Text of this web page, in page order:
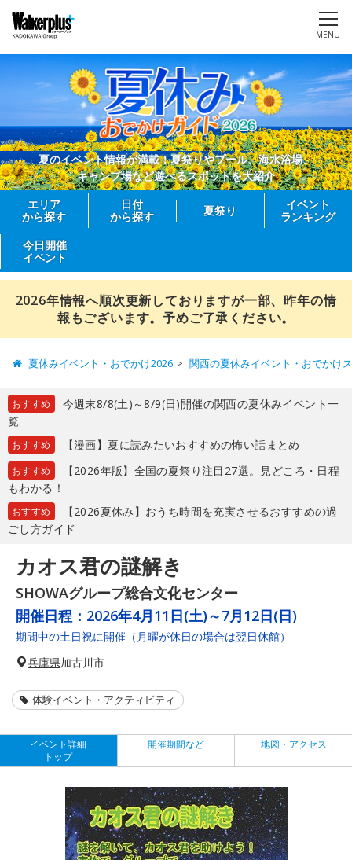
MENU
夏のイベント情報が満載！夏祭りやプール、海水浴場、
キャンプ場など遊べるスポットを大紹介
エリア
から探す
日付
から探す
夏祭り
イベント
ランキング
今日開催
イベント
2026年情報へ順次更新しておりますが一部、昨年の情
報もございます。予めご了承ください。
夏休みイベント・おでかけ2026 関西の夏休みイベント・おでかけ
おすすめ
今週末8/8(土)～8/9(日)開催の関西の夏休みイベント一
覧
おすすめ 【漫画】夏に読みたいおすすめの怖い話まとめ
おすすめ
【2026年版】全国の夏祭り注目27選。見どころ・日程
もわかる！
おすすめ
【2026夏休み】おうち時間を充実させるおすすめの過
ごし方ガイド
カオス君の謎解き
SHOWAグループ総合文化センター
開催日程： 2026年4月11日(土)～7月12日(日)
期間中の土日祝に開催（月曜が休日の場合は翌日休館）
兵庫県加古川市
体験イベント・アクティビティ
イベント詳細
トップ
開催期間など 地図・アクセス